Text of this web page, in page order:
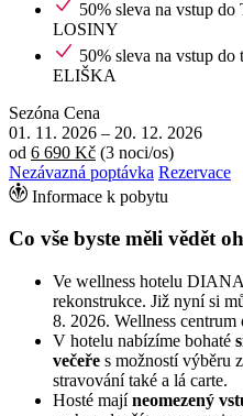
50% sleva na vstup
LOSINY
50% sleva na vstup do
ELIŠKA
Sezóna Cena
01. 11. 2026 – 20. 12. 2026
od 6 690 Kč (3 noci/os)
Nezávazná poptávka Rezervace
Informace k pobytu
Co vše byste měli vědět
Ve wellness hotelu
rekonstrukce. Již nyní si
8. 2026. Wellness
V hotelu nabízíme bohaté
večeře s možností výběru
stravování také a lá carte.
Hosté majíneomezený